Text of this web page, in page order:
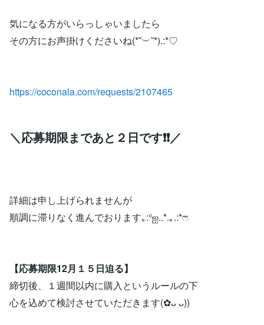
気になる方がいらっしゃいましたら
その方にお声掛けくださいね(*˘︶˘*).:*♡
https://coconala.com/requests/2107465
＼応募期限まであと２日です❗️❗️／
詳細は申し上げられませんが
順調に滞りなく進んでおります｡:°ஐ..*.｡.:*ෆ
【応募期限12月１５日迫る】
締切後、１週間以内に購入というルールの下
心を込めて検討させていただきます(︎✿ᴗ ᴗ))